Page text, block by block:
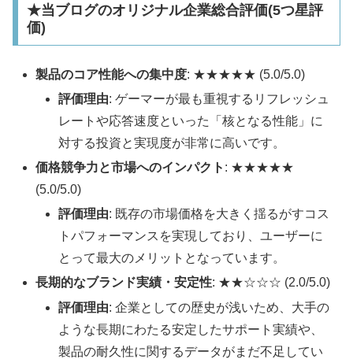
★当ブログのオリジナル企業総合評価(5つ星評
価)
製品のコア性能への集中度: ★★★★★ (5.0/5.0)
評価理由: ゲーマーが最も重視するリフレッシュ
レートや応答速度といった「核となる性能」に
対する投資と実現度が非常に高いです。
価格競争力と市場へのインパクト : ★★★★★
(5.0/5.0)
評価理由: 既存の市場価格を大きく揺るがすコス
トパフォーマンスを実現しており、ユーザーに
とって最大のメリットとなっています。
長期的なブランド実績・安定性: ★★☆☆☆ (2.0/5.0)
評価理由: 企業としての歴史が浅いため、大手の
ような長期にわたる安定したサポート実績や、
製品の耐久性に関するデータがまだ不足してい